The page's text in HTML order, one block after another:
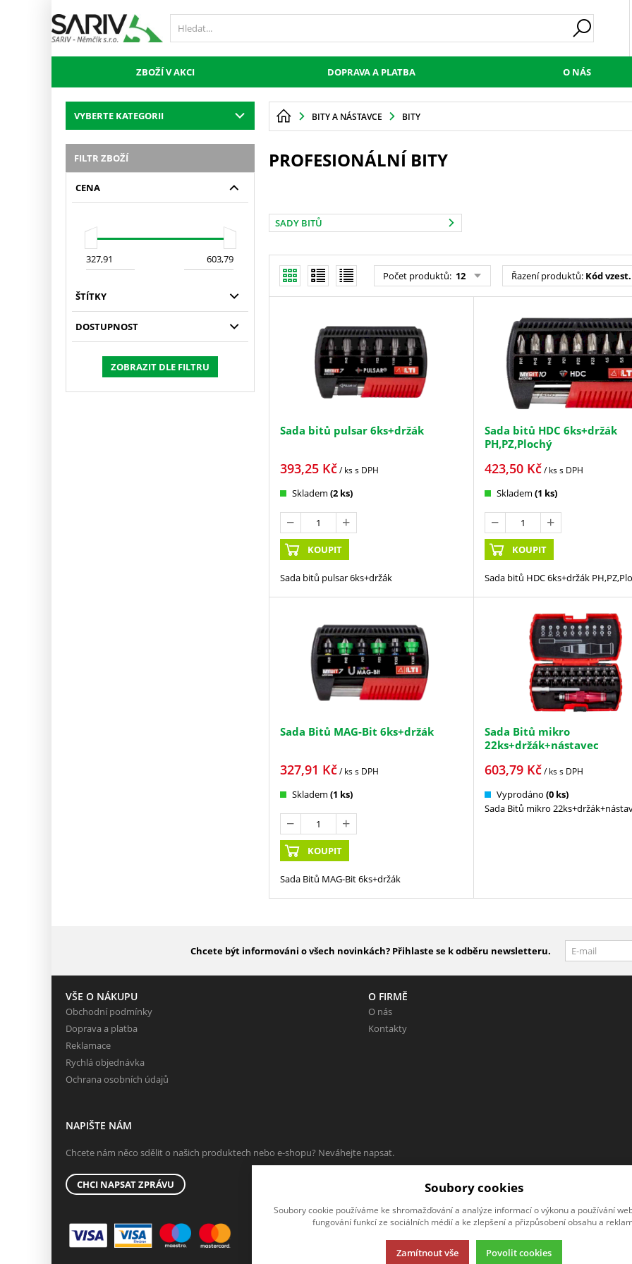
ZBOŽÍ V AKCI DOPRAVA A PLATBA O NÁS
VYBERTE KATEGORII
FILTR ZBOŽÍ
CENA
ŠTÍTKY
DOSTUPNOST
ZOBRAZIT DLE FILTRU
BITY A NÁSTAVCE BITY
PROFESIONÁLNÍ BITY
SADY BITŮ
Počet produktů: 12 Řazení produktů: Kód vzest.
Sada bitů pulsar 6ks+držák
393,25Kč/ kss DPH
Skladem (2 ks)
KOUPIT
Sada bitů pulsar 6ks+držák
Sada bitů HDC 6ks+držák
PH,PZ,Plochý
423,50Kč/ kss DPH
Skladem (1 ks)
KOUPIT
Sada bitů HDC 6ks+držák
Sada Bitů MAG-Bit 6ks+držák
327,91 Kč/ kss DPH
Skladem (1 ks)
KOUPIT
Sada Bitů MAG-Bit 6ks+držák
Sada Bitů mikro
22ks+držák+nástavec
603,79Kč/ kss DPH
Vyprodáno (0 ks)
Sada Bitů mikro
Chcete být informováni o všech novinkách? Přihlaste se k odběru newsletteru.
VŠE O NÁKUPU
Obchodní podmínky
Doprava a platba
Reklamace
Rychlá objednávka
Ochrana osobních údajů
O FIRMĚ
O nás
Kontakty
NAPIŠTE NÁM
Chcete nám něco sdělit o našich produktech nebo e-shopu? Neváhejte napsat.
CHCI NAPSAT ZPRÁVU Soubory cookies
Soubory cookie používáme ke shromažďování a analýze informací o výkonu a používání
fungování funkcí ze sociálních médií a ke zlepšení a přizpůsobení obsahu a
Zamítnout vše Povolit cookies